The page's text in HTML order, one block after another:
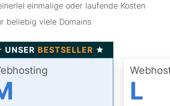
einmalige oder laufende Kosten
beliebig viele Domains
UNSER BESTSELLER
L